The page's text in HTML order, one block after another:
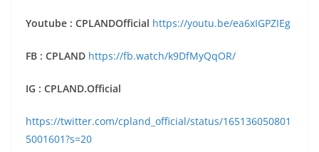
Youtube : CPLANDOfficial https://youtu.be/ea6xIGPZIEg
FB : CPLAND https://fb.watch/k9DfMyQqOR/
IG : CPLAND.Official
https://twitter.com/cpland_official/status/165136050801
5001601?s=20